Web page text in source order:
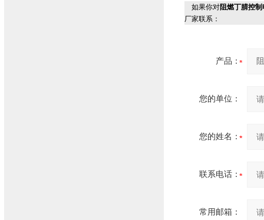
如果你对阻燃丁腈控
厂家联系：
产品：
您的单位：
您的姓名：
联系电话：
常用邮箱：